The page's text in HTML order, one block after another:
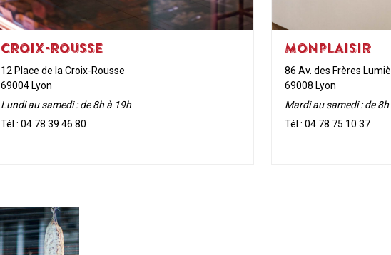
CROIX-ROUSSE
12 Place de la Croix-Rousse
69004 Lyon
Lundi au samedi : de 8h à 19h
Tél : 04 78 39 46 80
MONPLAISIR
86 Av. des Frères
69008 Lyon
Mardi au samedi : de
Tél : 04 78 75 10 37